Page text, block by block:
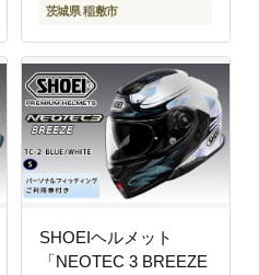
茨城県 稲敷市
SHOEIヘルメット
「NEOTEC 3 BREEZE